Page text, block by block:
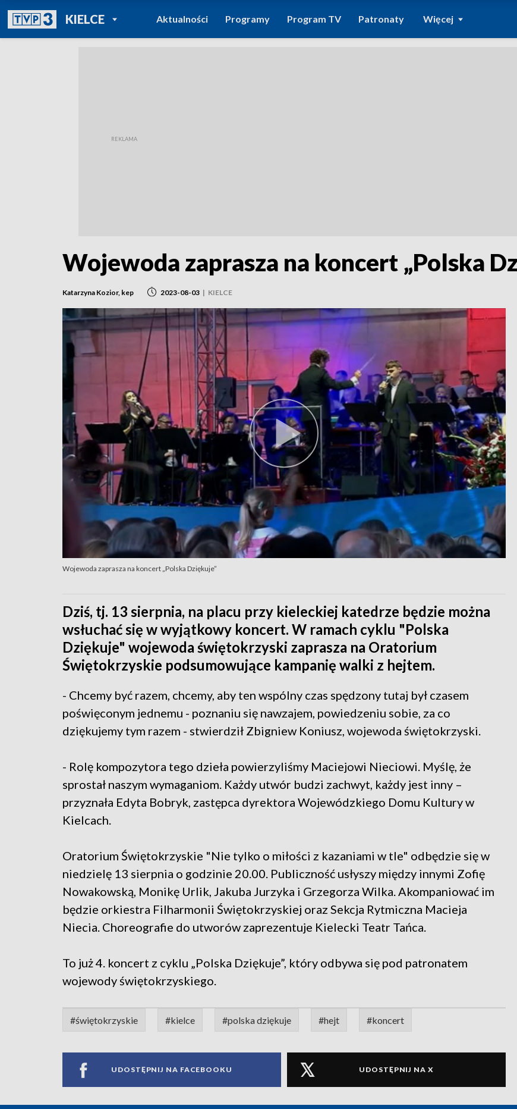
KIELCEPOWRÓT DO
TVP REGIONY
Aktualności Programy Program TV Patronaty Więcej
Wojewoda zaprasza na koncert „Polska
Katarzyna Kozior, kep 2023-08-03 | KIELCE
Wojewoda zaprasza na koncert „Polska Dziękuje”
Dziś, tj. 13 sierpnia, na placu przy kieleckiej katedrze będzie można
wsłuchać się w wyjątkowy koncert. W ramach cyklu "Polska
Dziękuje" wojewoda świętokrzyski zaprasza na Oratorium
Świętokrzyskie podsumowujące kampanię walki z hejtem.
- Chcemy być razem, chcemy, aby ten wspólny czas spędzony tutaj był czasem
poświęconym jednemu - poznaniu się nawzajem, powiedzeniu sobie, za co
dziękujemy tym razem - stwierdził Zbigniew Koniusz, wojewoda świętokrzyski.
- Rolę kompozytora tego dzieła powierzyliśmy Maciejowi Nieciowi. Myślę, że
sprostał naszym wymaganiom. Każdy utwór budzi zachwyt, każdy jest inny –
przyznała Edyta Bobryk, zastępca dyrektora Wojewódzkiego Domu Kultury w
Kielcach.
Oratorium Świętokrzyskie "Nie tylko o miłości z kazaniami w tle" odbędzie się w
niedzielę 13 sierpnia o godzinie 20.00. Publiczność usłyszy między innymi Zofię
Nowakowską, Monikę Urlik, Jakuba Jurzyka i Grzegorza Wilka. Akompaniować im
będzie orkiestra Filharmonii Świętokrzyskiej oraz Sekcja Rytmiczna Macieja
Niecia. Choreografie do utworów zaprezentuje Kielecki Teatr Tańca.
To już 4. koncert z cyklu „Polska Dziękuje”, który odbywa się pod patronatem
wojewody świętokrzyskiego.
#świętokrzyskie #kielce #polska dziękuje #hejt #koncert
UDOSTĘPNIJ NA FACEBOOKU UDOSTĘPNIJ NA X